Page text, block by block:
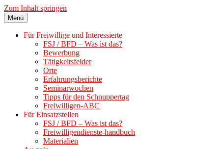
Zum Inhalt springen
Menü
Für Freiwillige und Interessierte
FSJ / BFD – Was ist das?
Bewerbung
Tätigkeitsfelder
Orte
Erfahrungsberichte
Seminarwochen
Tipps für den Schnuppertag
Freiwilligen-ABC
Für Einsatzstellen
FSJ / BFD – Was ist das?
Freiwilligendienste-handbuch
Materialien